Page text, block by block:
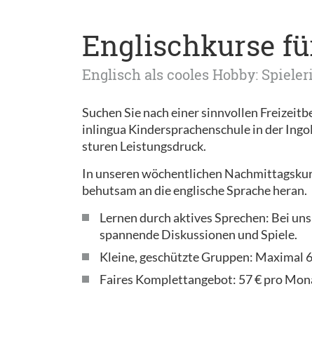
Englischkurse
Englisch als cooles Hobby:
Suchen Sie nach einer sinnvollen
inlingua Kindersprachenschule in der
sturen Leistungsdruck.
In unseren wöchentlichen
behutsam an die englische Sprache heran.
Lernen durch aktives Sprechen: Bei
spannende Diskussionen und Spiele.
Kleine, geschützte Gruppen: Maximal
Faires Komplettangebot: 57 € pro